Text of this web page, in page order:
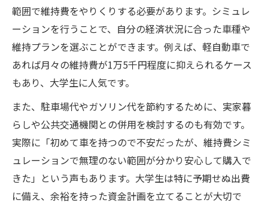
範囲で維持費をやりくりする必要があります。シミュレ
ーションを行うことで、自分の経済状況に合った車種や
維持プランを選ぶことができます。例えば、軽自動車で
あれば月々の維持費が1万5千円程度に抑えられるケース
もあり、大学生に人気です。
また、駐車場代やガソリン代を節約するために、実家暮
らしや公共交通機関との併用を検討するのも有効です。
実際に「初めて車を持つので不安だったが、維持費シミ
ュレーションで無理のない範囲が分かり安心して購入で
きた」という声もあります。大学生は特に予期せぬ出費
に備え、余裕を持った資金計画を立てることが大切で